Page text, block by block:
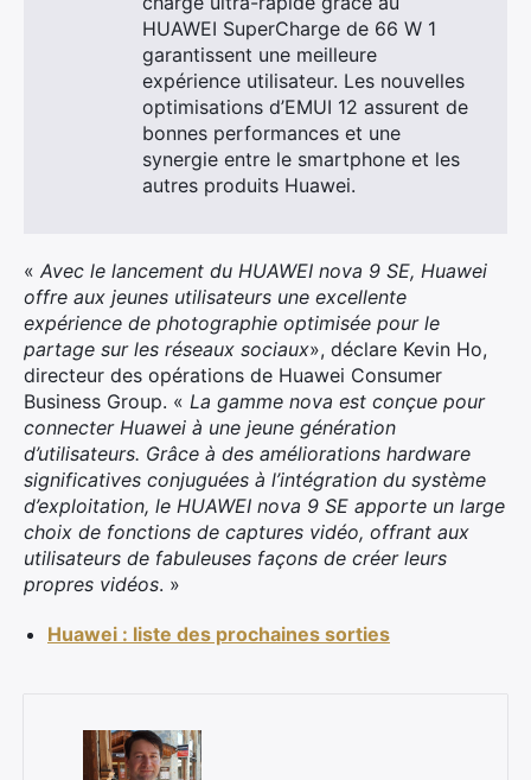
HUAWEI SuperCharge de 66 W 1
garantissent une meilleure
expérience utilisateur. Les nouvelles
optimisations d’EMUI 12 assurent de
bonnes performances et une
synergie entre le smartphone et les
autres produits Huawei.
« Avec le lancement du HUAWEI nova 9 SE, Huawei
offre aux jeunes utilisateurs une excellente
expérience de photographie optimisée pour le
partage sur les réseaux sociaux», déclare Kevin Ho,
directeur des opérations de Huawei Consumer
Business Group. « La gamme nova est conçue pour
connecter Huawei à une jeune génération
d’utilisateurs. Grâce à des améliorations hardware
significatives conjuguées à l’intégration du système
d’exploitation, le HUAWEI nova 9 SE apporte un large
choix de fonctions de captures vidéo, offrant aux
utilisateurs de fabuleuses façons de créer leurs
propres vidéos. »
Huawei : liste des prochaines sorties
Rechercher
: